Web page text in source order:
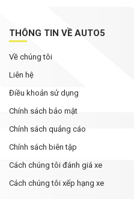
THÔNG TIN VỀ AUTO5
Về chúng tôi
Liên hệ
Điều khoản sử dụng
Chính sách bảo mật
Chính sách quảng cáo
Chính sách biên tập
Cách chúng tôi đánh giá xe
Cách chúng tôi xếp hạng xe